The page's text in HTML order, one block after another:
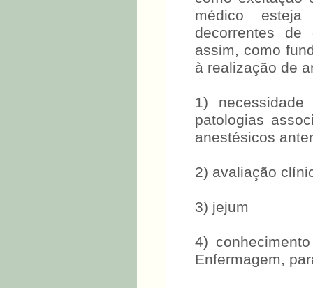
médico
decorrentes de
assim, como
à realização de
1)
patologias
anestésicos
2) avaliação
3) jejum
4)
Enfermagem,